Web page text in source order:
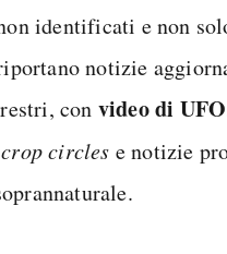
identificati e non
notizie
con video di UFO
crop circles e notizie